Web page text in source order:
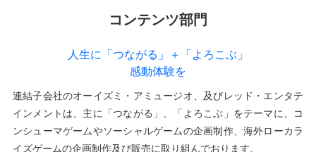
コンテンツ部門
人生に「つながる」＋「よろこぶ」
感動体験を
連結子会社のオーイズミ・アミュージオ、及びレッド・エンタテ
インメントは、主に「つながる」、「よろこぶ」をテーマに、コ
ンシューマゲームやソーシャルゲームの企画制作、海外ローカラ
イズゲームの企画制作及び販売に取り組んでおります。